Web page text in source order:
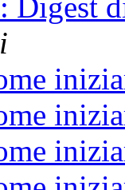
Digest